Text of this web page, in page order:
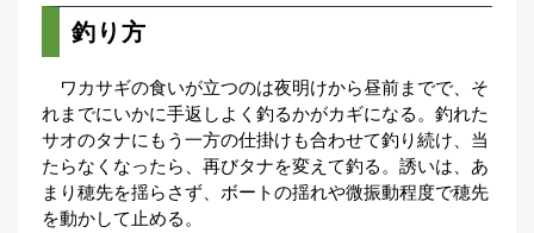
釣り方
ワカサギの食いが立つのは夜明けから昼前までで、そ
れまでにいかに手返しよく釣るかがカギになる。釣れた
サオのタナにもう一方の仕掛けも合わせて釣り続け、当
たらなくなったら、再びタナを変えて釣る。誘いは、あ
まり穂先を揺らさず、ボートの揺れや微振動程度で穂先
を動かして止める。